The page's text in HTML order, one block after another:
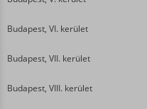
Budapest, VI. kerület
Budapest, VII. kerület
Budapest, VIII. kerület